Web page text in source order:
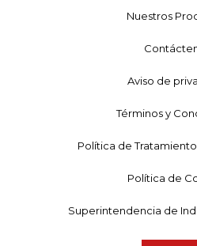
Nuestros
Aviso de
Términos y
Política de
Política de
Superintendencia de